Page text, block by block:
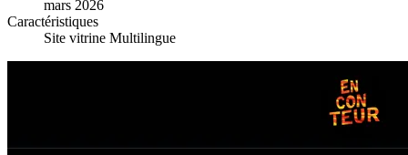
mars 2026
Caractéristiques
Site vitrine Multilingue